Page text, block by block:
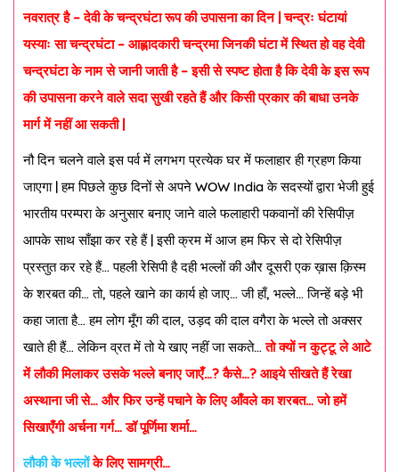
नवरात्र है – देवी के चन्द्रघंटा रूप की उपासना का दिन | चन्द्रः घंटायां
यस्याः सा चन्द्रघंटा – आह्लादकारी चन्द्रमा जिनकी घंटा में स्थित हो वह देवी
चन्द्रघंटा के नाम से जानी जाती है – इसी से स्पष्ट होता है कि देवी के इस रूप
की उपासना करने वाले सदा सुखी रहते हैं और किसी प्रकार की बाधा उनके
मार्ग में नहीं आ सकती |
नौ दिन चलने वाले इस पर्व में लगभग प्रत्येक घर में फलाहार ही ग्रहण किया
जाएगा | हम पिछले कुछ दिनों से अपने WOW India के सदस्यों द्वारा भेजी हुई
भारतीय परम्परा के अनुसार बनाए जाने वाले फलाहारी पकवानों की रेसिपीज़
आपके साथ साँझा कर रहे हैं | इसी क्रम में आज हम फिर से दो रेसिपीज़
प्रस्तुत कर रहे हैं… पहली रेसिपी है दही भल्लों की और दूसरी एक ख़ास क़िस्म
के शरबत की… तो, पहले खाने का कार्य हो जाए… जी हाँ, भल्ले… जिन्हें बड़े भी
कहा जाता है… हम लोग मूँग की दाल, उड़द की दाल वगैरा के भल्ले तो अक्सर
खाते ही हैं… लेकिन व्रत में तो ये खाए नहीं जा सकते…तो क्यों न कुट्टू ले आटे
में लौकी मिलाकर उसके भल्ले बनाए जाएँ…? कैसे…? आइये सीखते हैं रेखा
अस्थाना जी से… और फिर उन्हें पचाने के लिए आँवले का शरबत… जो हमें
सिखाएँगी अर्चना गर्ग… डॉ पूर्णिमा शर्मा…
लौकी के भल्लोंके लिए सामग्री…